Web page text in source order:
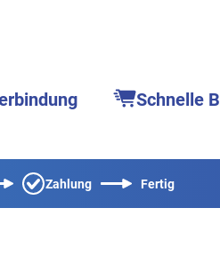
Schnelle
Zahlung Fertig